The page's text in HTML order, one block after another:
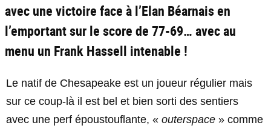
avec une victoire face à l’Elan Béarnais en
l’emportant sur le score de 77-69… avec au
menu un Frank Hassell intenable !
Le natif de Chesapeake est un joueur régulier mais
sur ce coup-là il est bel et bien sorti des sentiers
avec une perf époustouflante, « outerspace » comme